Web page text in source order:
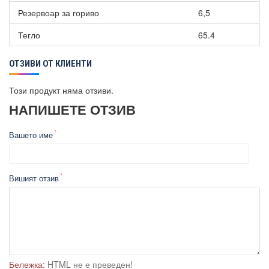
Резервоар за гориво
6,5
Тегло
65.4
ОТЗИВИ ОТ КЛИЕНТИ
Този продукт няма отзиви.
НАПИШЕТЕ ОТЗИВ
Вашето име
Вишият отзив
Бележка: HTML не е преведен!